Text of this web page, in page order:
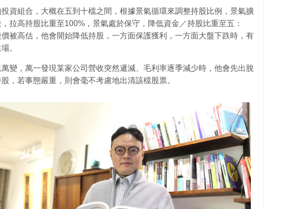
資組合，大概在五到十檔之間，根據景氣循環來調整持股比例，景氣擴
拉高持股比重至100%，景氣處於保守，降低資金／持股比重至五：
被高估，他會開始降低持股，一方面保護獲利，一方面大盤下跌時，有
。
變，萬一發現某家公司營收突然遞減、毛利率逐季減少時，他會先出脫
，若事態嚴重，則會毫不考慮地出清該檔股票。